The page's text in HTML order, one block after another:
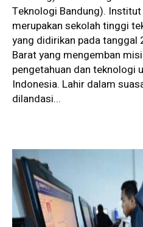
Teknologi Bandung).
merupakan sekolah tinggi
yang didirikan pada
Barat yang mengemban
pengetahuan dan teknologi
Indonesia. Lahir dalam
dilandasi...